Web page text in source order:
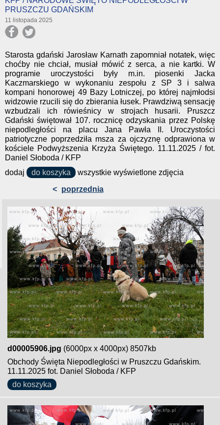
PRUSZCZU GDAŃSKIM
11 listopada 2025
Starosta gdański Jarosław Karnath zapomniał notatek, więc
choćby nie chciał, musiał mówić z serca, a nie kartki. W
programie uroczystości były m.in. piosenki Jacka
Kaczmarskiego w wykonaniu zespołu z SP 3 i salwa
kompani honorowej 49 Bazy Lotniczej, po której najmłodsi
widzowie rzucili się do zbierania łusek. Prawdziwą sensację
wzbudzali ich rówieśnicy w strojach husarii. Pruszcz
Gdański świętował 107. rocznicę odzyskania przez Polskę
niepodległości na placu Jana Pawła II. Uroczystości
patriotyczne poprzedziła msza za ojczyznę odprawiona w
kościele Podwyższenia Krzyża Świętego. 11.11.2025 / fot.
Daniel Słoboda / KFP
dodaj
do koszyka
wszystkie wyświetlone zdjęcia
< poprzednia
d00005906.jpg (6000px x 4000px) 8507kb
Obchody Święta Niepodległości w Pruszczu Gdańskim.
11.11.2025 fot. Daniel Słoboda / KFP
do koszyka